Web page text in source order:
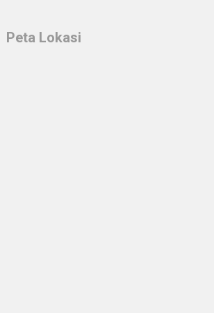
Peta Lokasi